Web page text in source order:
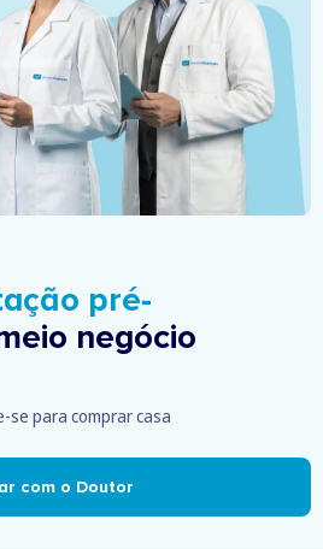
pré-
negócio
se para comprar casa
com o Doutor